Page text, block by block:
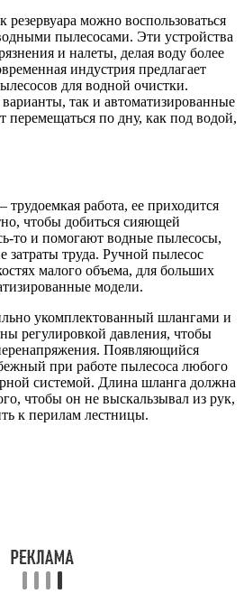
резервуара можно воспользоваться
пылесосами. Эти устройства
и налеты, делая воду более
индустрия предлагает
для водной очистки.
так и автоматизированные
перемещаться по дну, как под водой,
работа, ее приходится
чтобы добиться сияющей
то и помогают водные пылесосы,
труда. Ручной пылесос
малого объема, для больших
модели.
укомплектованный шлангами и
регулировкой давления, чтобы
Появляющийся
при работе пылесоса любого
системой. Длина шланга должна
чтобы он не выскальзывал из рук,
к перилам лестницы.